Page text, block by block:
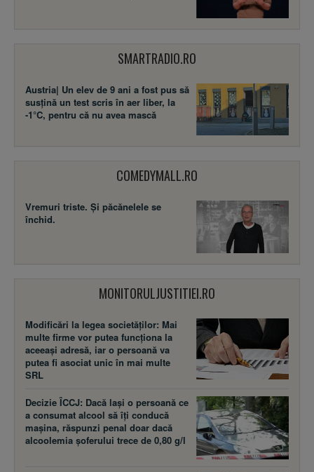
SMARTRADIO.RO
Austria| Un elev de 9 ani a fost pus să
susţină un test scris în aer liber, la
-1°C, pentru că nu avea mască
COMEDYMALL.RO
Vremuri triste. Şi păcănelele se
închid.
MONITORULJUSTITIEI.RO
Modificări la legea societăţilor: Mai
multe firme vor putea funcţiona la
aceeaşi adresă, iar o persoană va
putea fi asociat unic în mai multe
SRL
Decizie ÎCCJ: Dacă laşi o persoană ce
a consumat alcool să îţi conducă
maşina, răspunzi penal doar dacă
alcoolemia şoferului trece de 0,80 g/l